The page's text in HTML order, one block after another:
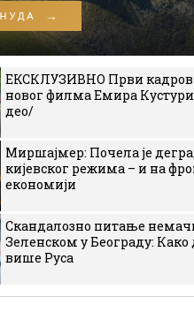
ЕКСКЛУЗИВНО Први
новог филма Емира
део/
Миршајмер: Почела је
кијевског режима – и на
економији
Скандалозно питање
Зеленском у Београду: Како
више Руса